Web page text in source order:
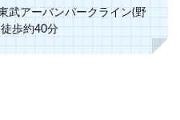
武アーバンパークライン(野
歩約40分